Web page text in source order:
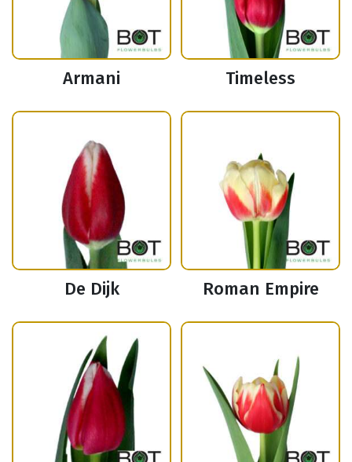
Armani Timeless
De Dijk Roman Empire